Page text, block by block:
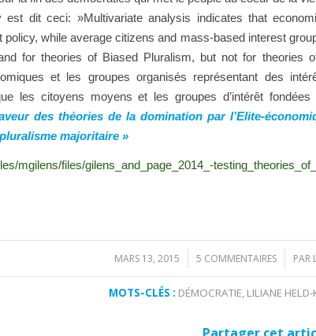
dit ceci: »Multivariate analysis indicates that
while average citizens and mass-based interest
for theories of Biased Pluralism, but not for theories
et les groupes organisés représentant des
les citoyens moyens et les groupes d’intérêt
des théories de la domination par l’Elite-
pluralisme majoritaire »
mgilens/files/gilens_and_page_2014_-
MARS 13, 2015
/ 5 COMMENTAIRES
/ PAR
MOTS-CLÉS : DÉMOCRATIE, LILIANE